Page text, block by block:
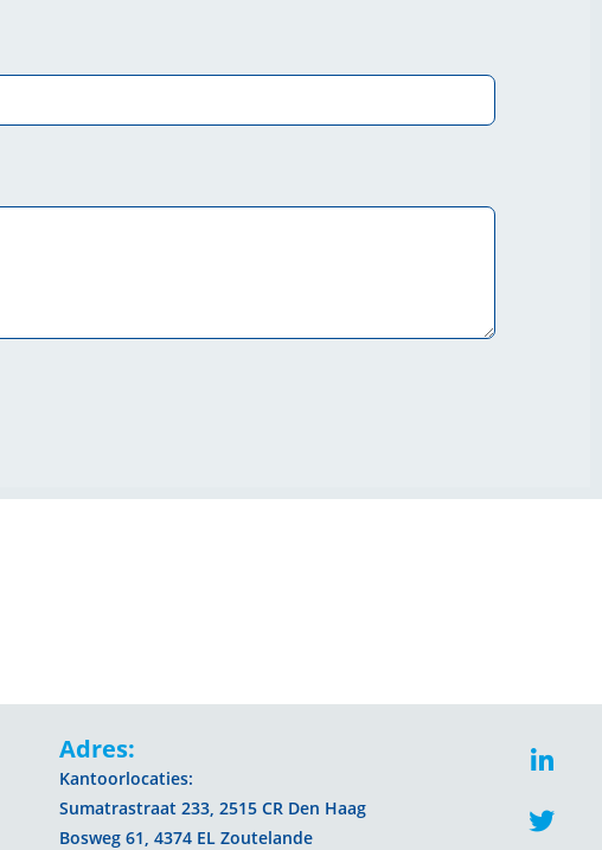
Adres:
Kantoorlocaties:
Sumatrastraat 233, 2515 CR Den Haag
Bosweg 61, 4374 EL Zoutelande